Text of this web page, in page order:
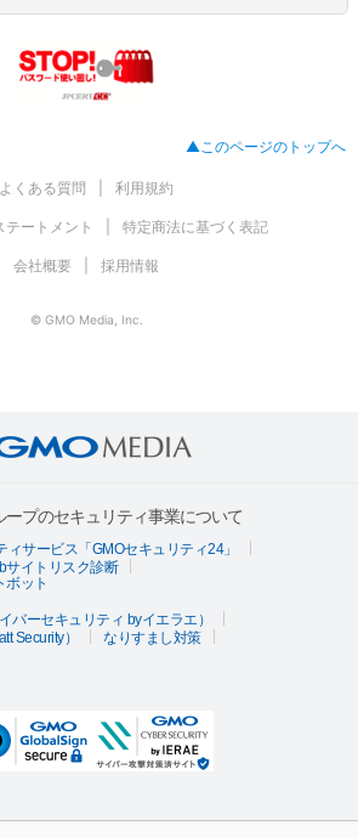
▲このページのトップへ
よくある質問 利用規約
テートメント 特定商法に基づく表記
会社概要 採用情報
© GMO Media, Inc.
プのセキュリティ事業について
サービス「GMOセキュリティ24」
サイトリスク診断
ボット
バーセキュリティ byイエラエ）
Security）
なりすまし対策